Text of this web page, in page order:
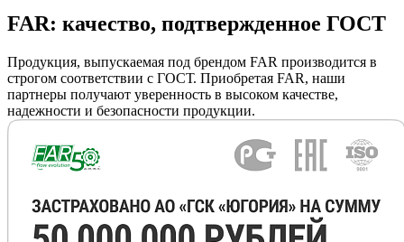
FAR: качество, подтвержденное ГОСТ
Продукция, выпускаемая под брендом FAR производится в
строгом соответствии с ГОСТ. Приобретая FAR, наши
партнеры получают уверенность в высоком качестве,
надежности и безопасности продукции.